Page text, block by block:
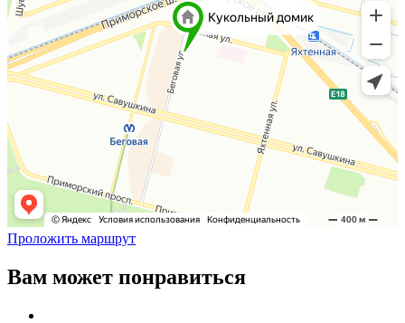
Проложить маршрут
Вам может понравиться